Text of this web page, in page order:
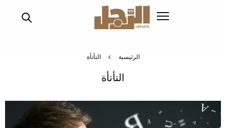
الرئيسية التأتأة
التأتأة